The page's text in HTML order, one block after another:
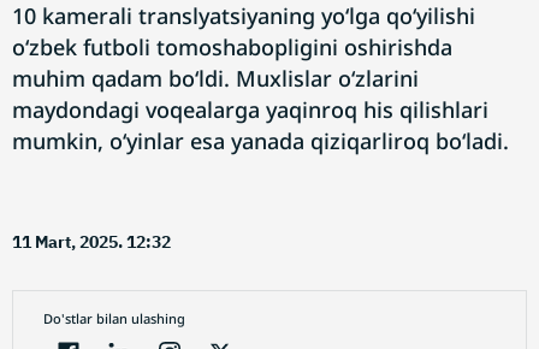
10 kamerali translyatsiyaning yo‘lga qo‘yilishi
o‘zbek futboli tomoshabopligini oshirishda
muhim qadam bo‘ldi. Muxlislar o‘zlarini
maydondagi voqealarga yaqinroq his qilishlari
mumkin, o‘yinlar esa yanada qiziqarliroq bo‘ladi.
11 Mart, 2025. 12:32
Do'stlar bilan ulashing